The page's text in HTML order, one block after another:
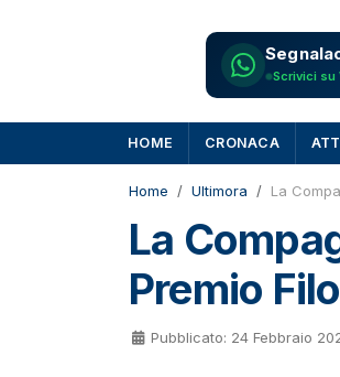
Scrivici su
HOME CRONACA
Home Ultimora La
La
Premio
Pubblicato: 24 Febbraio